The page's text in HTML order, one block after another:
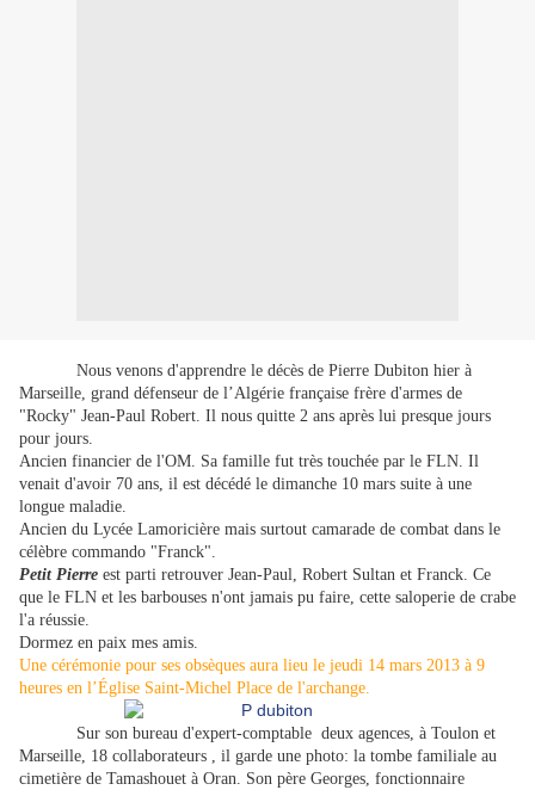
Nous venons d'apprendre le décès de Pierre Dubiton hier à
Marseille, grand défenseur de l’Algérie française frère d'armes de
"Rocky" Jean-Paul Robert. Il nous quitte 2 ans après lui presque jours
pour jours.
Ancien financier de l'OM. Sa famille fut très touchée par le FLN. Il
venait d'avoir 70 ans, il est décédé le dimanche 10 mars suite à une
longue maladie.
Ancien du Lycée Lamoricière mais surtout camarade de combat dans le
célèbre commando "Franck".
Petit Pierre est parti retrouver Jean-Paul, Robert Sultan et Franck. Ce
que le FLN et les barbouses n'ont jamais pu faire, cette saloperie de crabe
l'a réussie.
Dormez en paix mes amis.
Une cérémonie pour ses obsèques aura lieu le jeudi 14 mars 2013 à 9
heures en l’Église Saint-Michel Place de l'archange.
Sur son bureau d'expert-comptable ­ deux agences, à Toulon et
Marseille, 18 collaborateurs ­, il garde une photo: la tombe familiale au
cimetière de Tamashouet à Oran. Son père Georges, fonctionnaire